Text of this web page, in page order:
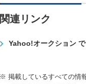
関連リンク
Yahoo!オークション
※ 掲載しているすべての情